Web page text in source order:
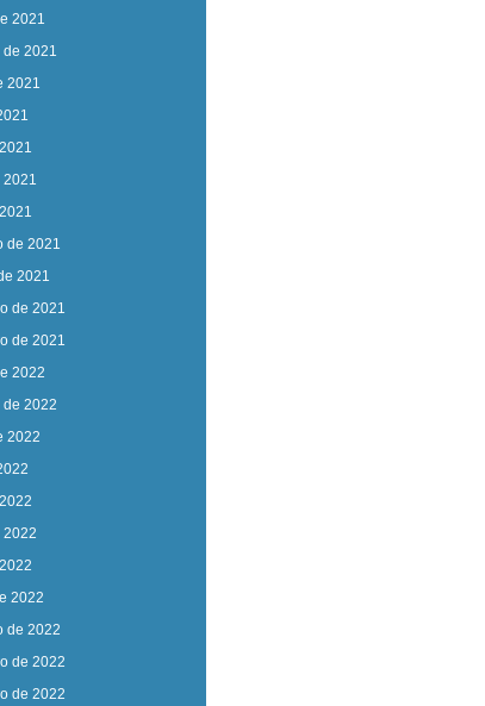
2021
de 2021
2021
2021
de 2021
2021
de 2021
de 2021
2022
de 2022
2022
2022
2022
de 2022
de 2022
de 2022